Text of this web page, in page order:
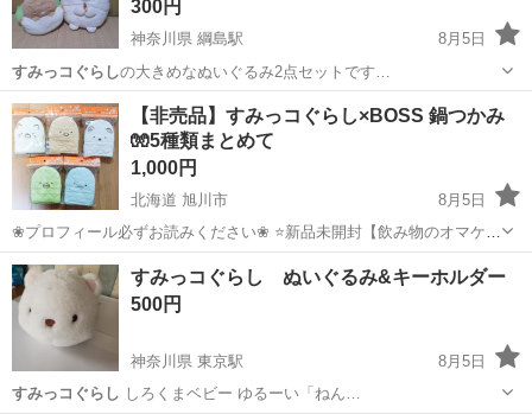
300円
神奈川県 綱島駅
8月5日
すみっコぐらしの大きめなぬいぐるみ2点セットです…
神奈川 横浜市 綱島駅 おもちゃ
【非売品】すみっコぐらし×BOSS 鍋つかみ
🧤5種類まとめて
1,000円
北海道 旭川市
8月5日
❀プロフィール必ずお読みください❀ ⭐️新品未開封【飲み物のオマケ】
⭐️5種類まとめて🧤 バラ⭕️ 単品の際は1つ¥250 →お問い合わせの際欲
しいキャラクター教えて下さい😊
北海道 旭川市 ノベルティグッズ すみっコぐらし
すみっコぐらし ぬいぐるみ&キーホルダー
500円
神奈川県 東京駅
8月5日
すみっコぐらし
しろくまベビー ゆるーい「ねん…